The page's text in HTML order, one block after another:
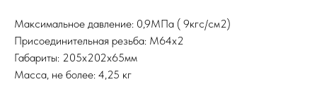
Максимальное давление: 0,9МПа ( 9кгс/см2)
Присоединительная резьба: М64х2
Габариты: 205х202х65мм
Масса, не более: 4,25 кг